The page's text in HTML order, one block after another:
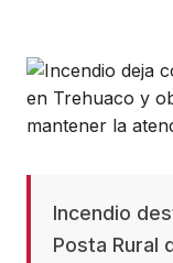
Incendio
Posta Rural